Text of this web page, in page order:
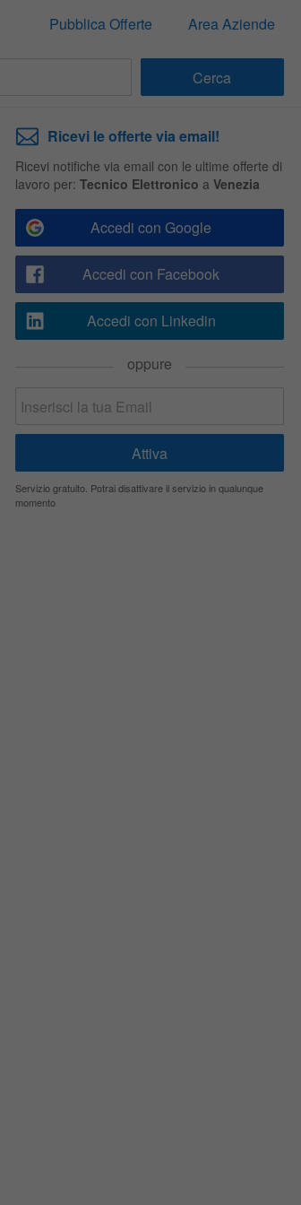
Pubblica Offerte Area Aziende
Ricevi le offerte via email!
Ricevi notifiche via email con le ultime offerte di
lavoro per: Tecnico Elettronico a Venezia
Accedi con Google
Accedi con Facebook
Accedi con Linkedin
oppure
Servizio gratuito. Potrai disattivare il servizio in qualunque
momento